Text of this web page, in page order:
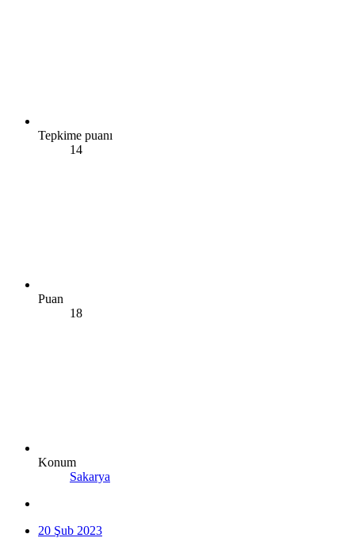
Tepkime puanı
14
Puan
18
Konum
Sakarya
20 Şub 2023